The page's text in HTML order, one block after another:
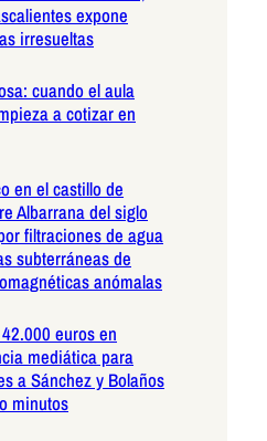
expone
irresueltas
cuando el aula
a cotizar en
en el castillo de
Albarrana del siglo
filtraciones de agua
subterráneas de
anómalas
euros en
mediática para
a Sánchez y Bolaños
minutos